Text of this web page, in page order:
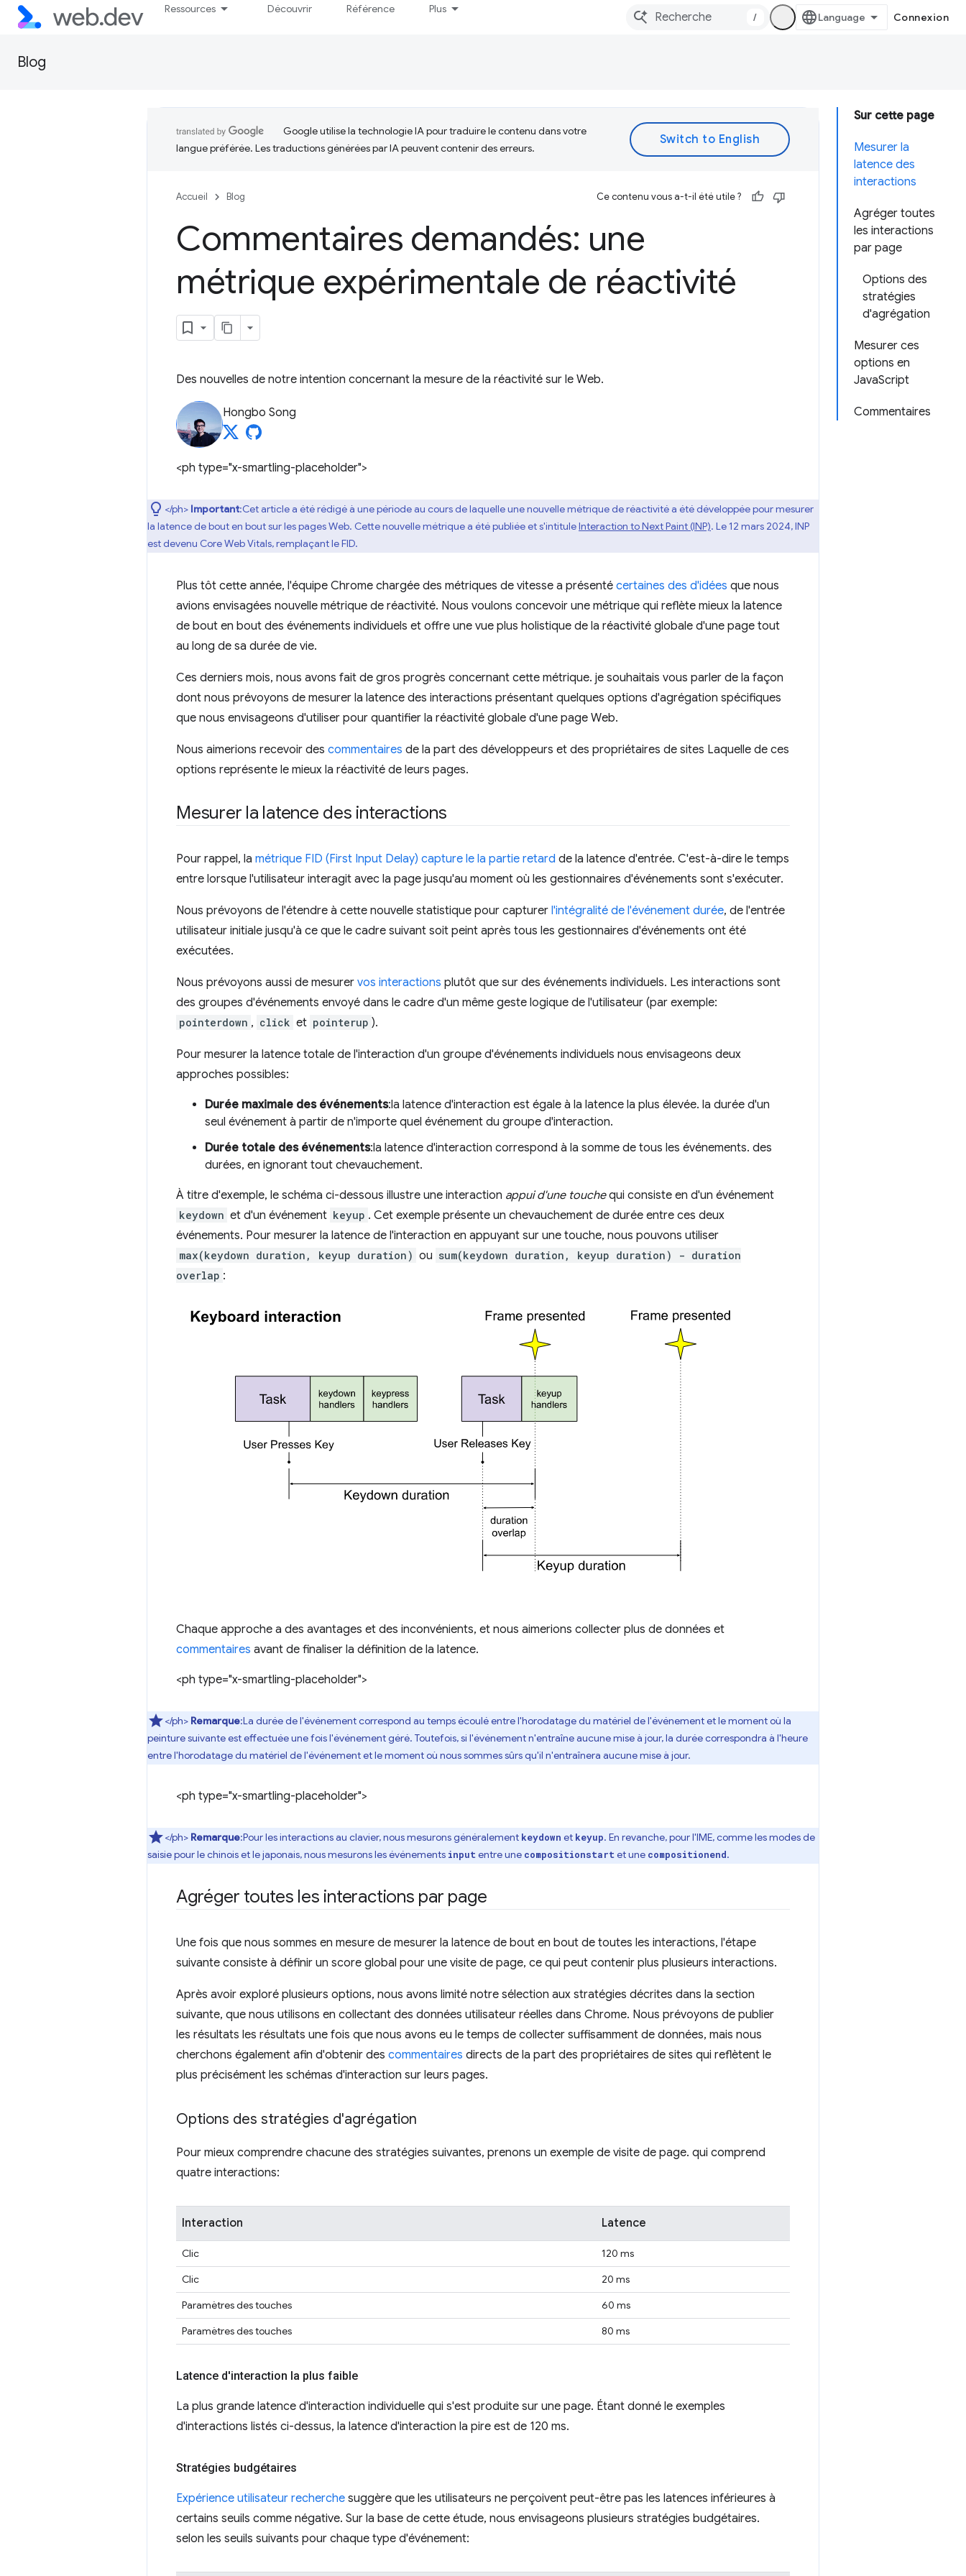
Ressources Découvrir Référence Plus
/ Connexion
Blog
Sur cette page
Mesurer la
latence des
interactions
Agréger toutes
les interactions
par page
Options des
stratégies
d'agrégation
Mesurer ces
options en
JavaScript
Commentaires
Google utilise la technologie IA pour traduire le contenu dans votre
langue préférée. Les traductions générées par IA peuvent contenir des erreurs.
Accueil Blog Ce contenu vous a-t-il été utile ?
Commentaires demandés: une
métrique expérimentale de réactivité
Des nouvelles de notre intention concernant la mesure de la réactivité sur le Web.
Hongbo Song
<ph type="x-smartling-placeholder">
</ph> Important:Cet article a été rédigé à une période au cours de laquelle une nouvelle métrique de réactivité a été développée pour mesurer
la latence de bout en bout sur les pages Web. Cette nouvelle métrique a été publiée et s'intituleInteraction to Next Paint (INP). Le 12 mars 2024, INP
est devenu Core Web Vitals, remplaçant le FID.
Plus tôt cette année, l'équipe Chrome chargée des métriques de vitesse a présenté certaines des d'idées que nous
avions envisagées nouvelle métrique de réactivité. Nous voulons concevoir une métrique qui reflète mieux la latence
de bout en bout des événements individuels et offre une vue plus holistique de la réactivité globale d'une page tout
au long de sa durée de vie.
Ces derniers mois, nous avons fait de gros progrès concernant cette métrique. je souhaitais vous parler de la façon
dont nous prévoyons de mesurer la latence des interactions présentant quelques options d'agrégation spécifiques
que nous envisageons d'utiliser pour quantifier la réactivité globale d'une page Web.
Nous aimerions recevoir des commentaires de la part des développeurs et des propriétaires de sites Laquelle de ces
options représente le mieux la réactivité de leurs pages.
Mesurer la latence des interactions
Pour rappel, la métrique FID (First Input Delay) capture le la partie retard de la latence d'entrée. C'est-à-dire le temps
entre lorsque l'utilisateur interagit avec la page jusqu'au moment où les gestionnaires d'événements sont s'exécuter.
Nous prévoyons de l'étendre à cette nouvelle statistique pour capturer l'intégralité de l'événement durée, de l'entrée
utilisateur initiale jusqu'à ce que le cadre suivant soit peint après tous les gestionnaires d'événements ont été
exécutées.
Nous prévoyons aussi de mesurer vos interactions plutôt que sur des événements individuels. Les interactions sont
des groupes d'événements envoyé dans le cadre d'un même geste logique de l'utilisateur (par exemple:
pointerdown , click et pointerup ).
Pour mesurer la latence totale de l'interaction d'un groupe d'événements individuels nous envisageons deux
approches possibles:
Durée maximale des événements:la latence d'interaction est égale à la latence la plus élevée. la durée d'un
seul événement à partir de n'importe quel événement du groupe d'interaction.
Durée totale des événements:la latence d'interaction correspond à la somme de tous les événements. des
durées, en ignorant tout chevauchement.
À titre d'exemple, le schéma ci-dessous illustre une interaction appui d'une touchequi consiste en d'un événement
keydown et d'un événement keyup . Cet exemple présente un chevauchement de durée entre ces deux
événements. Pour mesurer la latence de l'interaction en appuyant sur une touche, nous pouvons utiliser
max(keydown duration, keyup duration) ou sum(keydown duration, keyup duration) - duration
overlap :
Chaque approche a des avantages et des inconvénients, et nous aimerions collecter plus de données et
commentaires avant de finaliser la définition de la latence.
<ph type="x-smartling-placeholder">
</ph> Remarque:La durée de l'événement correspond au temps écoulé entre l'horodatage du matériel de l'événement et le moment où la
peinture suivante est effectuée une fois l'événement géré. Toutefois, si l'événement n'entraîne aucune mise à jour, la durée correspondra à l'heure
entre l'horodatage du matériel de l'événement et le moment où nous sommes sûrs qu'il n'entraînera aucune mise à jour.
<ph type="x-smartling-placeholder">
</ph> Remarque:Pour les interactions au clavier, nous mesurons généralement keydown et keyup. En revanche, pour l'IME, comme les modes de
saisie pour le chinois et le japonais, nous mesurons les événements inputentre une compositionstartet une compositionend.
Agréger toutes les interactions par page
Une fois que nous sommes en mesure de mesurer la latence de bout en bout de toutes les interactions, l'étape
suivante consiste à définir un score global pour une visite de page, ce qui peut contenir plus plusieurs interactions.
Après avoir exploré plusieurs options, nous avons limité notre sélection aux stratégies décrites dans la section
suivante, que nous utilisons en collectant des données utilisateur réelles dans Chrome. Nous prévoyons de publier
les résultats les résultats une fois que nous avons eu le temps de collecter suffisamment de données, mais nous
cherchons également afin d'obtenir des commentaires directs de la part des propriétaires de sites qui reflètent le
plus précisément les schémas d'interaction sur leurs pages.
Options des stratégies d'agrégation
Pour mieux comprendre chacune des stratégies suivantes, prenons un exemple de visite de page. qui comprend
quatre interactions:
Interaction Latence
Clic
120 ms
Clic
20 ms
Paramètres des touches
60 ms
Paramètres des touches
80 ms
Latence d'interaction la plus faible
La plus grande latence d'interaction individuelle qui s'est produite sur une page. Étant donné le exemples
d'interactions listés ci-dessus, la latence d'interaction la pire est de 120 ms.
Stratégies budgétaires
Expérience utilisateur recherche suggère que les utilisateurs ne perçoivent peut-être pas les latences inférieures à
certains seuils comme négative. Sur la base de cette étude, nous envisageons plusieurs stratégies budgétaires.
selon les seuils suivants pour chaque type d'événement: